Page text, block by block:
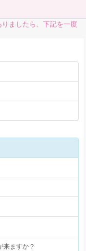
ましたら、下記を一度
来ますか？